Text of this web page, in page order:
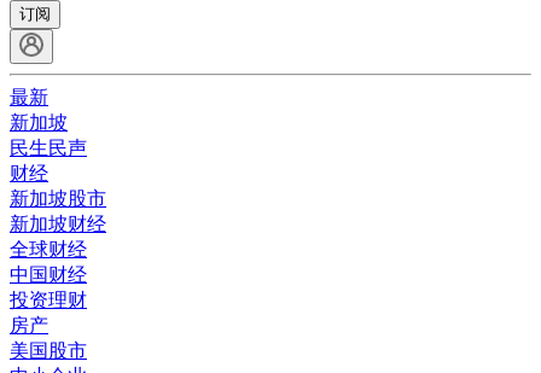
订阅
最新
新加坡
民生民声
财经
新加坡股市
新加坡财经
全球财经
中国财经
投资理财
房产
美国股市